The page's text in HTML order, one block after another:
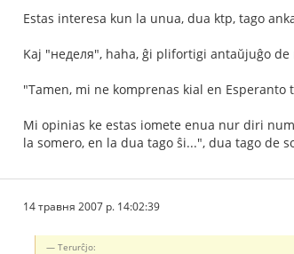
Estas interesa kun la unua, dua ktp, tago
Kaj "неделя", haha, ĝi plifortigi antaŭjuĝo
"Tamen, mi ne komprenas kial en
Mi opinias ke estas iomete enua nur diri
la somero, en la dua tago ŝi...", dua tago de
14 травня 2007 р. 14:02:39
Terurĉjo: